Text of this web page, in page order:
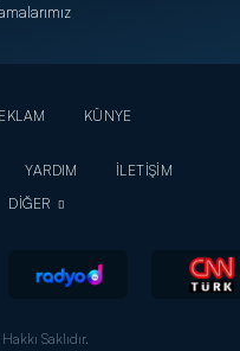
KÜNYE
YARDIM
İLETİŞİM
DİĞER
Saklıdır.